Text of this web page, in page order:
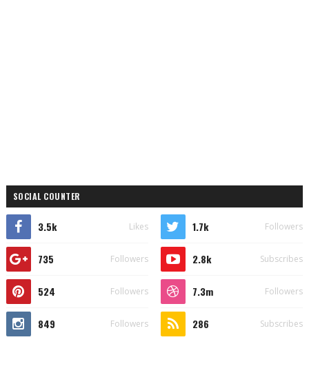
SOCIAL COUNTER
3.5k Likes 1.7k Followers
735 Followers 2.8k Subscribes
524 Followers 7.3m Followers
849 Followers 286 Subscribes